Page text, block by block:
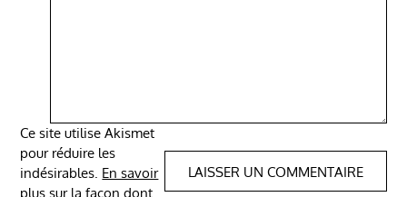
Ce site utilise Akismet
pour réduire les
indésirables. En savoir
plus sur la façon dont